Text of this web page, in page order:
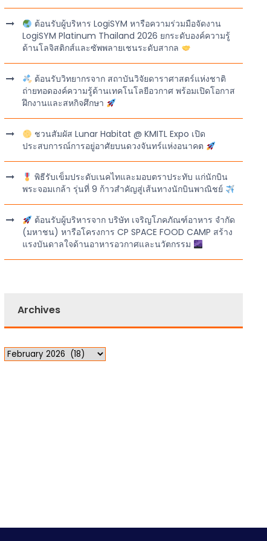
ต้อนรับผู้บริหาร LogiSYM หารือความร่วมมือจัดงาน
LogiSYM Platinum Thailand 2026 ยกระดับองค์ความรู้
ด้านโลจิสติกส์และซัพพลายเชนระดับสากล
ต้อนรับวิทยากรจาก สถาบันวิจัยดาราศาสตร์แห่งชาติ
ถ่ายทอดองค์ความรู้ด้านเทคโนโลยีอวกาศ พร้อมเปิดโอกาส
ฝึกงานและสหกิจศึกษา
ชวนสัมผัส Lunar Habitat @ KMITL Expo เปิด
ประสบการณ์การอยู่อาศัยบนดวงจันทร์แห่งอนาคต
พิธีรับเข็มประดับเนคไทและมอบตราประทับ แก่นักบิน
พระจอมเกล้า รุ่นที่ 9 ก้าวสำคัญสู่เส้นทางนักบินพาณิชย์
ต้อนรับผู้บริหารจาก บริษัท เจริญโภคภัณฑ์อาหาร จำกัด
(มหาชน) หารือโครงการ CP SPACE FOOD CAMP สร้าง
แรงบันดาลใจด้านอาหารอวกาศและนวัตกรรม
Archives